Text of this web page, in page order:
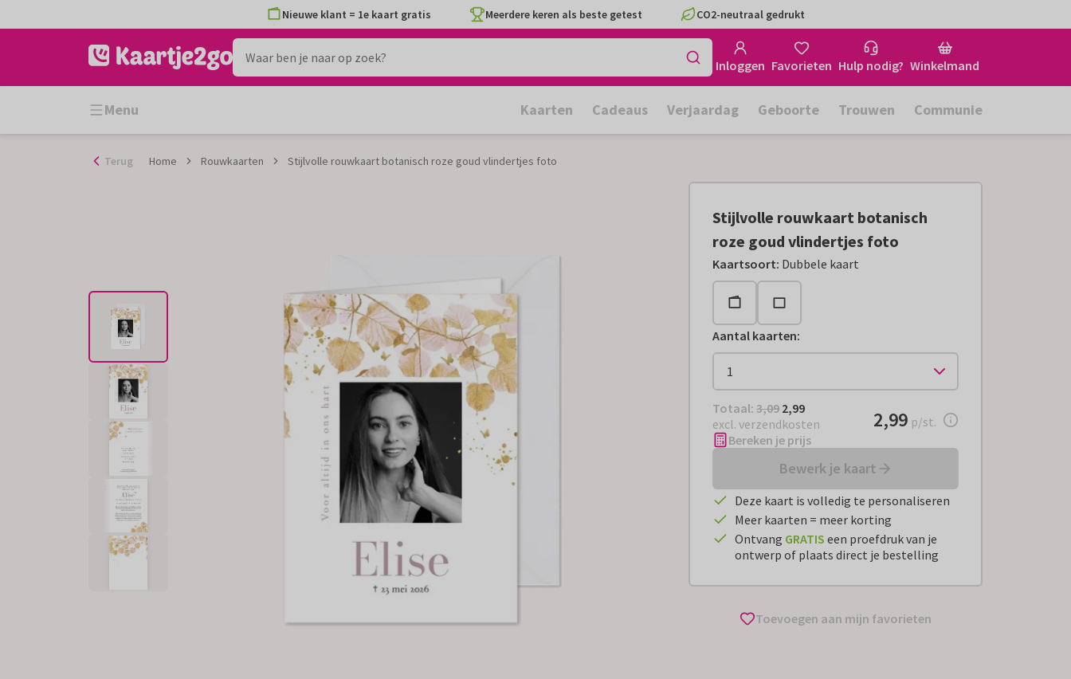
naar
Nieuwe klant = 1e kaart gratis Meerdere keren als beste getest CO2-neutraal gedrukt
Inloggen Favorieten Hulp nodig? Winkelmand
Menu Kaarten Cadeaus Verjaardag Geboorte Trouwen Communie
Terug Home Rouwkaarten Stijlvolle rouwkaart botanisch roze goud vlindertjes foto
Stijlvolle rouwkaart botanisch
roze goud vlindertjes foto
Kaartsoort: Dubbele kaart
Aantal kaarten:
Totaal: € 2,99
Totaal: 3,09 2,99
excl. verzendkosten
€ 2,99per stuk
2,99 p/st.
Bereken je prijs
Bewerk je kaart
Deze kaart is volledig te personaliseren
Meer kaarten = meer korting
Ontvang GRATIS een proefdruk van je
ontwerp of plaats direct je bestelling
Toevoegen aan mijn favorieten